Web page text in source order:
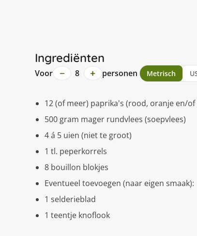
Ingrediënten
Voor − 8 + personen Metrisch
12 (of meer) paprika's (rood, oranje en/of
500 gram mager rundvlees (soepvlees)
4 á 5 uien (niet te groot)
1 tl. peperkorrels
8 bouillon blokjes
Eventueel toevoegen (naar eigen smaak):
1 selderieblad
1 teentje knoflook